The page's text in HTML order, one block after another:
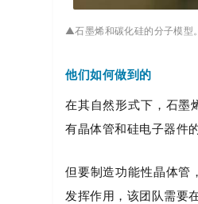
▲石墨烯和碳化硅的分子模型
他们如何做到的
在其自然形式下，石墨
有晶体管和硅电子器件
但要制造功能性晶体管
发挥作用，该团队需要